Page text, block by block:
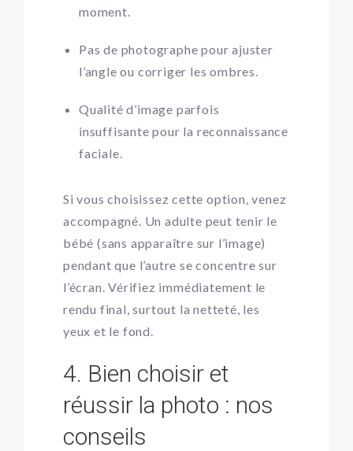
moment.
Pas de photographe pour ajuster
l’angle ou corriger les ombres.
Qualité d’image parfois
insuffisante pour la reconnaissance
faciale.
Si vous choisissez cette option, venez
accompagné. Un adulte peut tenir le
bébé (sans apparaître sur l’image)
pendant que l’autre se concentre sur
l’écran. Vérifiez immédiatement le
rendu final, surtout la netteté, les
yeux et le fond.
4. Bien choisir et
réussir la photo : nos
conseils